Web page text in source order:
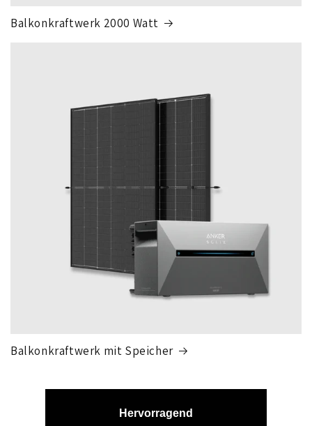
Balkonkraftwerk 2000 Watt
Balkonkraftwerk mit Speicher
Hervorragend